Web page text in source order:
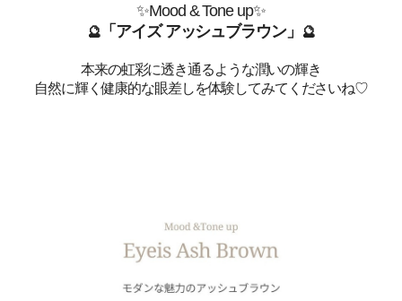
✨Mood & Tone up✨
🔮 「 アイズアッシュブラウン」 🔮
本来の虹彩に透き通るような潤いの輝き
自然に輝く健康的な眼差しを体験してみてくださいね♡